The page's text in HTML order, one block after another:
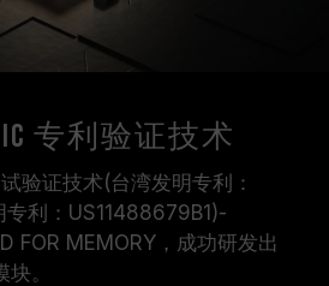
专利验证技术
验证技术(台湾发明专利：
专利：US11488679B1)-
FOR MEMORY，成功研发出
。